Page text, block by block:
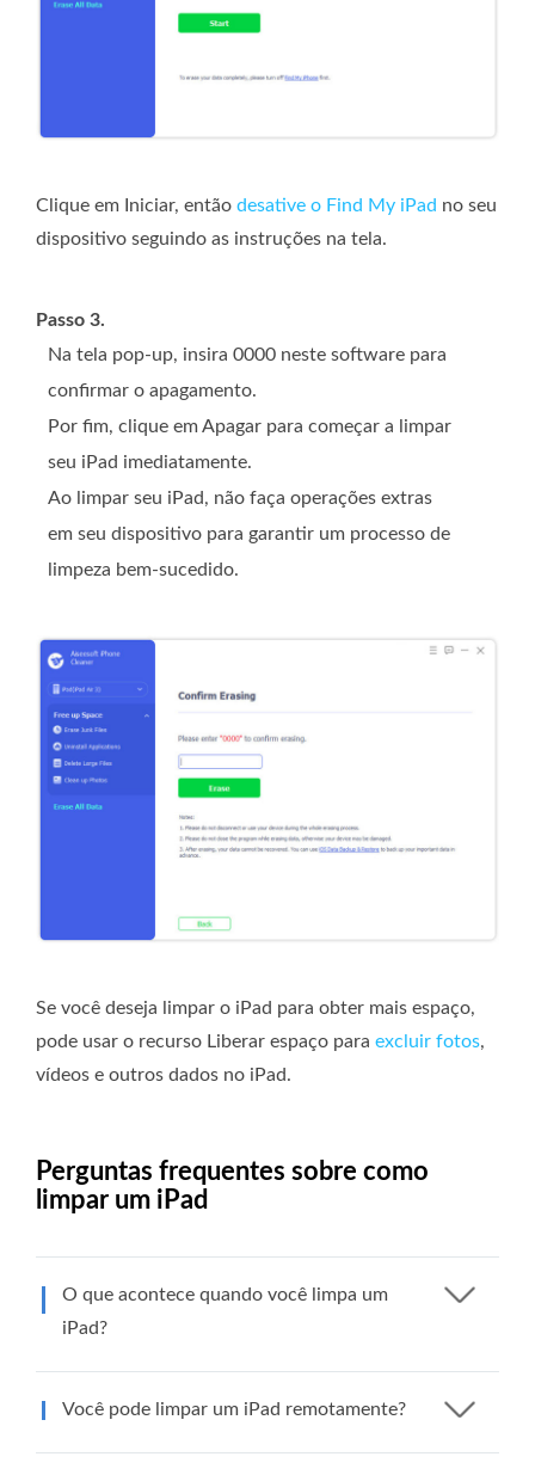
Clique em Iniciar, então desative o Find My iPad no seu
dispositivo seguindo as instruções na tela.
Passo 3.
Na tela pop-up, insira 0000 neste software para
confirmar o apagamento.
Por fim, clique em Apagar para começar a limpar
seu iPad imediatamente.
Ao limpar seu iPad, não faça operações extras
em seu dispositivo para garantir um processo de
limpeza bem-sucedido.
Se você deseja limpar o iPad para obter mais espaço,
pode usar o recurso Liberar espaço para excluir fotos,
vídeos e outros dados no iPad.
Perguntas frequentes sobre como
limpar um iPad
O que acontece quando você limpa um
iPad?
Você pode limpar um iPad remotamente?